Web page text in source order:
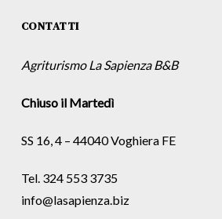
CONTATTI
Agriturismo La Sapienza B&B
Chiuso il Martedì
SS 16, 4 – 44040 Voghiera FE
Tel. 324 553 3735
info@lasapienza.biz